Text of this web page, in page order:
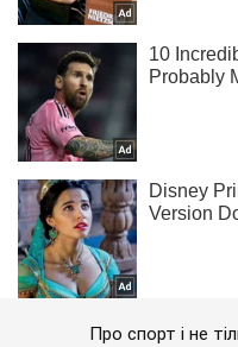
Про спорт і не